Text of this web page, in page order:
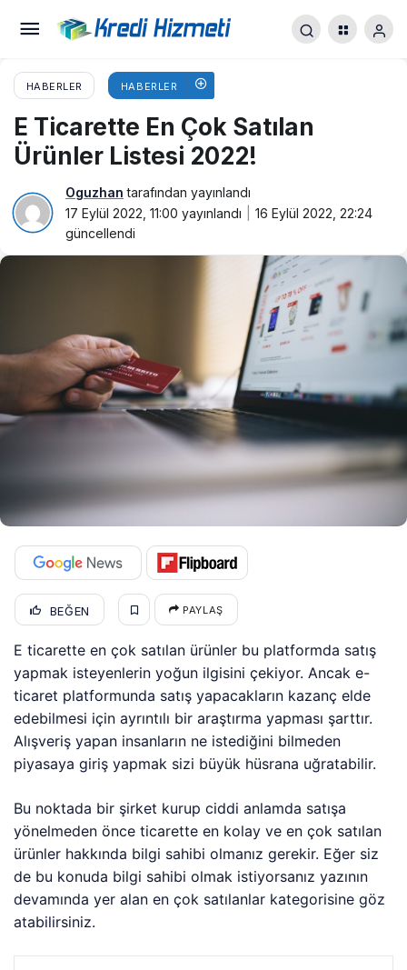
HABERLER HABERLER
E Ticarette En Çok Satılan
Ürünler Listesi 2022!
Oguzhan tarafından yayınlandı
17 Eylül 2022, 11:00 yayınlandı
16 Eylül 2022, 22:24
güncellendi
BEĞEN PAYLAŞ
E ticarette en çok satılan ürünler bu platformda satış
yapmak isteyenlerin yoğun ilgisini çekiyor. Ancak e-
ticaret platformunda satış yapacakların kazanç elde
edebilmesi için ayrıntılı bir araştırma yapması şarttır.
Alışveriş yapan insanların ne istediğini bilmeden
piyasaya giriş yapmak sizi büyük hüsrana uğratabilir.
Bu noktada bir şirket kurup ciddi anlamda satışa
yönelmeden önce ticarette en kolay ve en çok satılan
ürünler hakkında bilgi sahibi olmanız gerekir. Eğer siz
de bu konuda bilgi sahibi olmak istiyorsanız yazının
devamında yer alan en çok satılanlar kategorisine göz
atabilirsiniz.